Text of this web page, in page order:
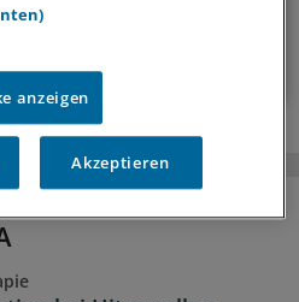
anzeigen
Akzeptieren